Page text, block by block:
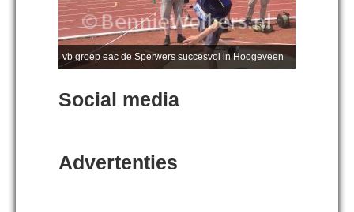
vb groep eac de Sperwers succesvol in Hoogeveen
Social media
Advertenties